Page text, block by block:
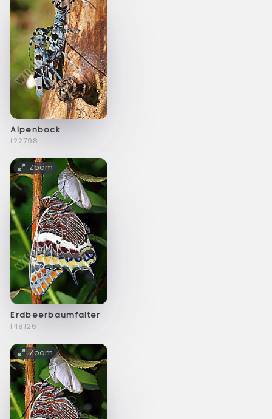
Alpenbock
f22798
Zoom
Erdbeerbaumfalter
f49126
Zoom